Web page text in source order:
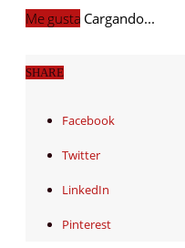
Me gusta Cargando...
SHARE
Facebook
Twitter
LinkedIn
Pinterest